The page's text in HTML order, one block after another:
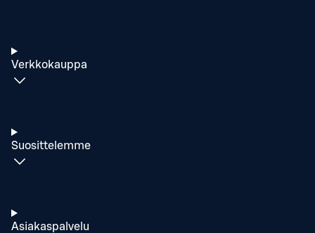
Verkkokauppa
Suosittelemme
Asiakaspalvelu